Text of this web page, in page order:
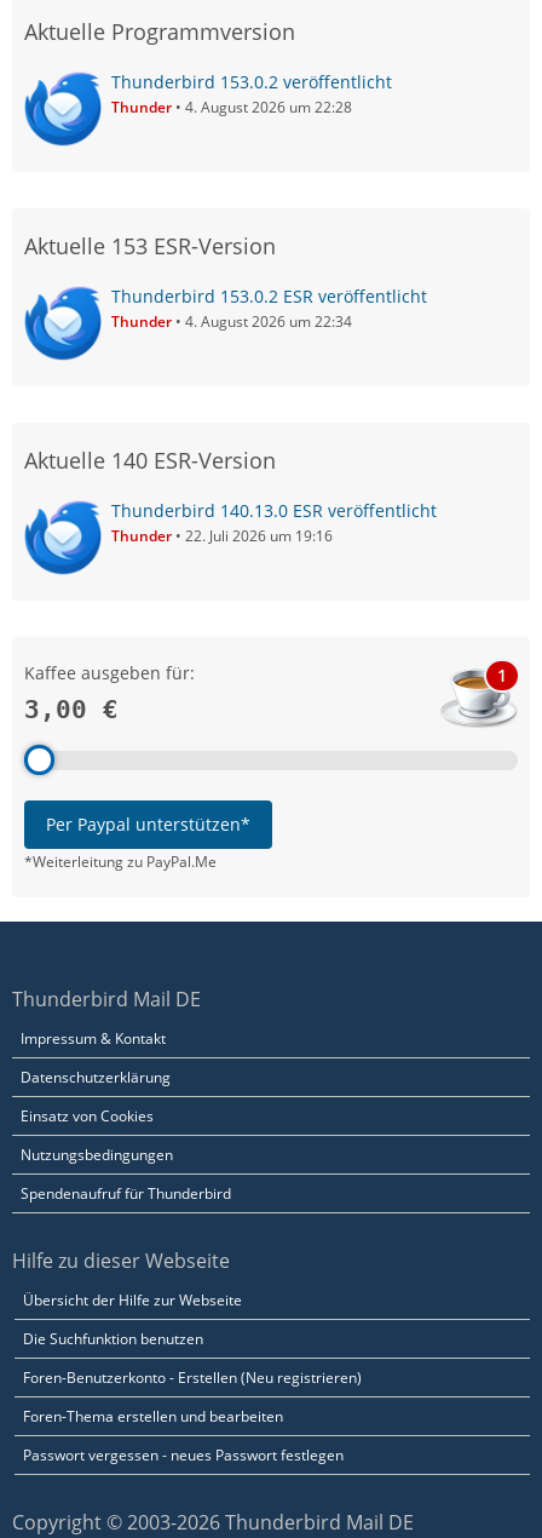
Aktuelle Programmversion
Thunderbird 153.0.2 veröffentlicht
Thunder 4. August 2026 um 22:28
Aktuelle 153 ESR-Version
Thunderbird 153.0.2 ESR veröffentlicht
Thunder 4. August 2026 um 22:34
Aktuelle 140 ESR-Version
Thunderbird 140.13.0 ESR veröffentlicht
Thunder 22. Juli 2026 um 19:16
Kaffee ausgeben für:
3,00 €
1
Per Paypal unterstützen*
*Weiterleitung zu PayPal.Me
Thunderbird Mail DE
Impressum & Kontakt
Datenschutzerklärung
Einsatz von Cookies
Nutzungsbedingungen
Spendenaufruf für Thunderbird
Hilfe zu dieser Webseite
Übersicht der Hilfe zur Webseite
Die Suchfunktion benutzen
Foren-Benutzerkonto - Erstellen (Neu registrieren)
Foren-Thema erstellen und bearbeiten
Passwort vergessen - neues Passwort festlegen
Copyright © 2003-2026 Thunderbird Mail DE